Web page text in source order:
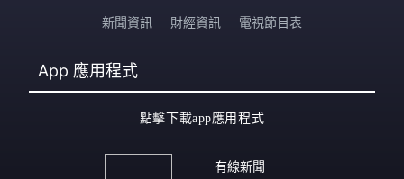
新聞資訊 財經資訊 電視節目表
App 應用程式
點擊下載app應用程式
有線新聞